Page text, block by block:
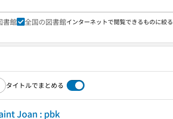
書館 全国の図書館インターネットで閲覧できるものに絞る
タイトルでまとめる
Joan : pbk